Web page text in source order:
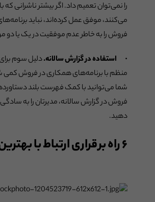
را نمی‌توان تعمیم داد. اگر بیشتر ناشرانی
می‌کنند، موفق عمل کرده‌اند، نباید
فروش را به خاطر عدم موفقیت در یک یا دو
· استفاده در گزارش سالانه.دلیل سوم برای
منظم با برنامه‌های همکاری در فروش
شما می‌توانید با کمک فهرست بلند
فروش در گزارش سالانه، مدیرتان را به سادگی
دهید.
۶ راه برقراری ارتباط با بهترین ناشران